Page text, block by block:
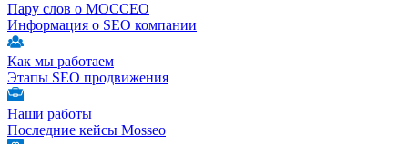
Пару слов о МОССЕО
Информация о SEO компании
Как мы работаем
Этапы SEO продвижения
Наши работы
Последние кейсы Mosseo